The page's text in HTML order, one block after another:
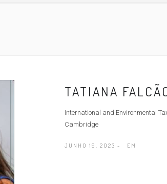
TATIANA
International and Environmental
Cambridge
JUNHO 19, 2023 - EM